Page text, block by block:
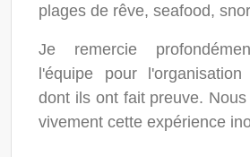
plages de rêve, seafood,
Je remercie
l'équipe pour
dont ils ont fait preuve.
vivement cette expérience